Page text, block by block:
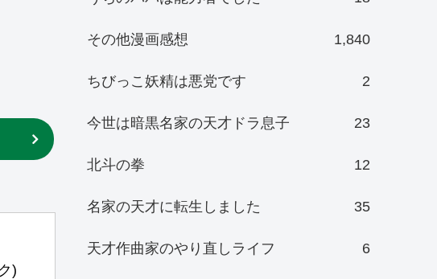
)
その他漫画感想 1,840
ちびっこ妖精は悪党です 2
今世は暗黒名家の天才ドラ息子 23
北斗の拳 12
名家の天才に転生しました 35
天才作曲家のやり直しライフ 6